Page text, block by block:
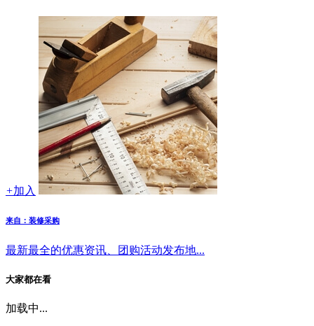
+加入
来自：装修采购
最新最全的优惠资讯、团购活动发布地...
大家都在看
加载中...